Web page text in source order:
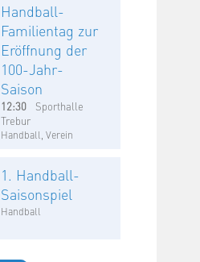
Handball-
Familientag zur
Eröffnung der
100-Jahr-
Saison
12:30
Sporthalle
Trebur
Handball, Verein
1. Handball-
Saisonspiel
Handball